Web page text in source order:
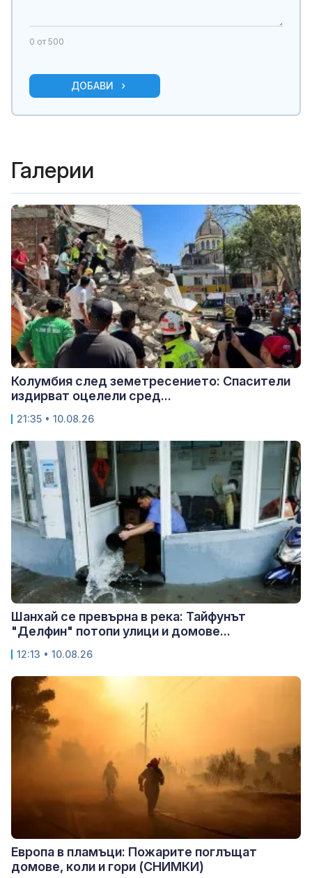
0 от 500
ДОБАВИ
Галерии
Колумбия след земетресението: Спасители
издирват оцелели сред...
21:35 • 10.08.26
Шанхай се превърна в река: Тайфунът
"Делфин" потопи улици и домове...
12:13 • 10.08.26
Европа в пламъци: Пожарите поглъщат
домове, коли и гори (СНИМКИ)